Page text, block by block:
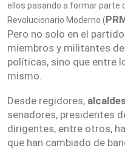
ellos pasando a formar parte
Revolucionario Moderno (
Pero no solo en el
miembros y militantes
políticas, sino que entre
mismo.
Desde regidores,
senadores, presidentes
dirigentes, entre otros,
que han cambiado de